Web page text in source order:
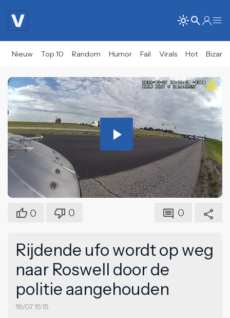
Nieuw Top 10 Random Humor Fail Virals Hot Bizar
Play
Video
0 0 0
Rijdende ufo wordt op weg
naar Roswell door de
politie aangehouden
18/07 15:15